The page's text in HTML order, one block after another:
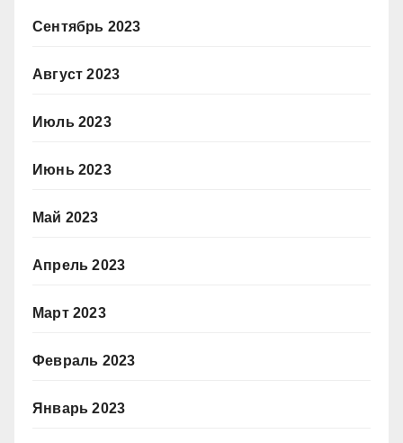
Сентябрь 2023
Август 2023
Июль 2023
Июнь 2023
Май 2023
Апрель 2023
Март 2023
Февраль 2023
Январь 2023